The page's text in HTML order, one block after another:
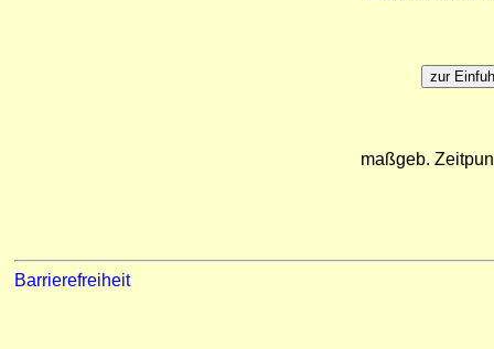
maßgeb.
Barrierefreiheit